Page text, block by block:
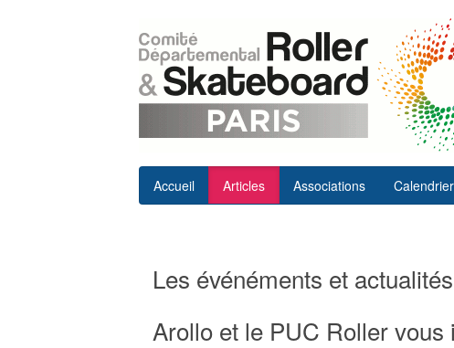
Accueil Articles Associations Calendrier
Les événéments et
Arollo et le PUC Roller